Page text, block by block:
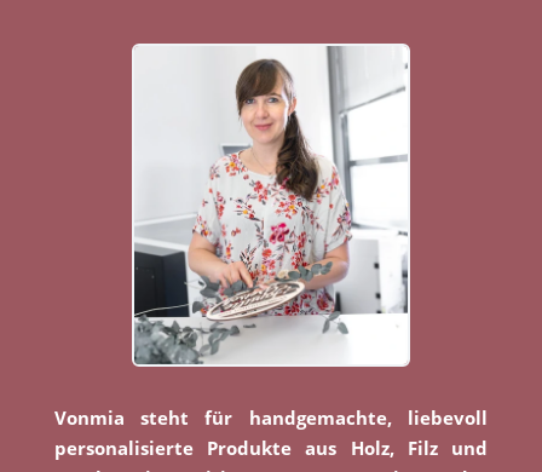
Vonmia steht für handgemachte, liebevoll
personalisierte Produkte aus Holz, Filz und